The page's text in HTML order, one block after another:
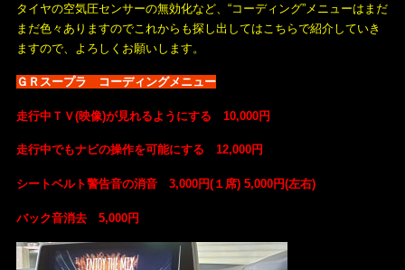
タイヤの空気圧センサーの無効化など、“コーディング”メニューはまだ
まだ色々ありますのでこれからも探し出してはこちらで紹介していき
ますので、よろしくお願いします。
ＧＲスープラ コーディングメニュー
走行中ＴＶ(映像)が見れるようにする 10,000円
走行中でもナビの操作を可能にする 12,000円
シートベルト警告音の消音 3,000円(１席) 5,000円(左右)
バック音消去 5,000円